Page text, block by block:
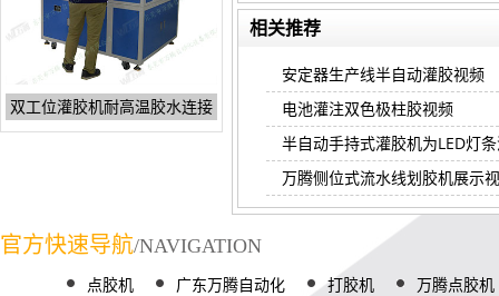
相关推荐
安定器生产线半自动灌胶视频
电池灌注双色极柱胶视频
半自动手持式灌胶机为LED灯
万腾侧位式流水线划胶机展示
双工位灌胶机耐高温胶水连接
官方快速导航/NAVIGATION
点胶机 广东万腾自动化 打胶机 万腾点胶机